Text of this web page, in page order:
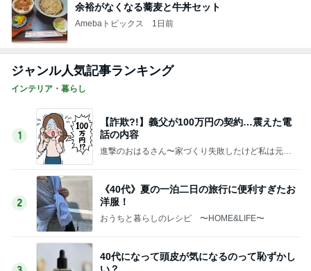
余裕がなくなる蕎麦と牛丼セット
Amebaトピックス 1日前
ジャンル人気記事ランキング
インテリア・暮らし
1
【詐欺?!】義父が100万円の契約…震えた電
話の内容
進撃のおはるさん〜家づくり失敗したけど私は元気
2
《40代》夏の一泊二日の旅行に便利すぎたお
洋服！
おうちと暮らしのレシピ 〜HOME&LIFE〜
40代になって頭皮が気になるのって恥ずかし
い？